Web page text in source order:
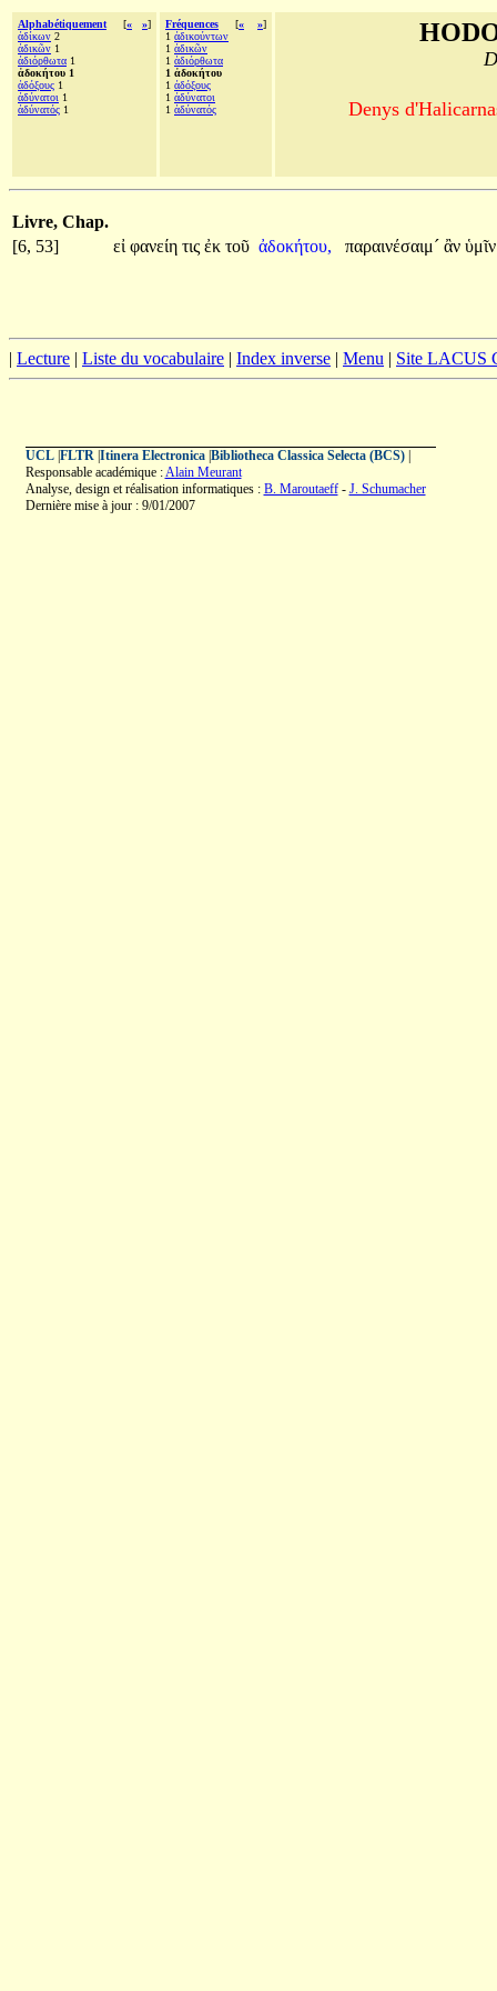
Alphabétiquement [« »]
ἀδίκων 2
ἀδικῶν 1
ἀδιόρθωτα 1
ἀδοκήτου 1
ἀδόξους 1
ἀδύνατοι 1
ἀδύνατός 1
Fréquences [« »]
1 ἀδικούντων
1 ἀδικῶν
1 ἀδιόρθωτα
1 ἀδοκήτου
1 ἀδόξους
1 ἀδύνατοι
1 ἀδύνατός Denys
Livre, Chap.
[6, 53]
εἰ φανείη τις ἐκ τοῦ ἀδοκήτου, παραινέσαιμ´ ἂν
| Lecture | Liste du vocabulaire | Index inverse | Menu | Site LACUS
UCL| FLTR| Itinera Electronica| Bibliotheca Classica Selecta (BCS)|
Responsable académique :Alain Meurant
Analyse, design et réalisation informatiques : B. Maroutaeff- J. Schumacher
Dernière mise à jour : 9/01/2007